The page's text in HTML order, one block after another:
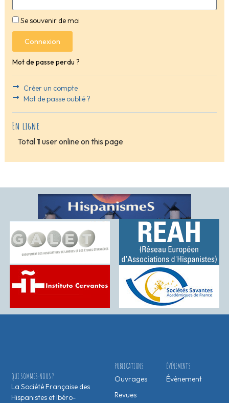
Se souvenir de moi
Connexion
Mot de passe perdu ?
Créer un compte
Mot de passe oublié ?
En ligne
Total 1 user online on this page
ÉVÉNEMENTS
Évènement
PUBLICATIONS
Ouvrages
Revues
QUI SOMMES-NOUS ?
La Société Française des
Hispanistes et Ibéro-